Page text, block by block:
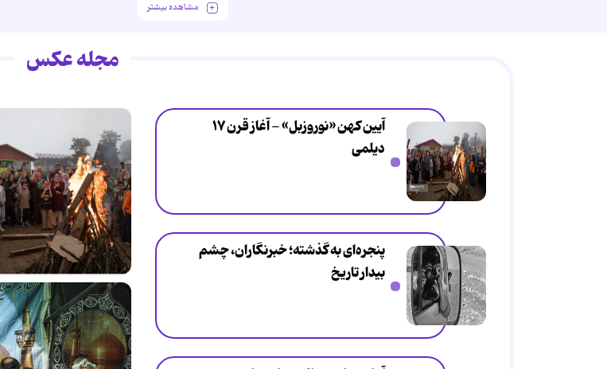
مشاهده بیشتر
مجله عکس
آیین کهن «نوروزبل» - آغاز قرن ۱۷
دیلمی
پنجره‌ای به گذشته؛ خبرنگاران، چشم
بیدار تاریخ